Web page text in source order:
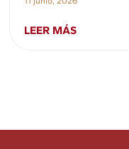
LEER MÁS